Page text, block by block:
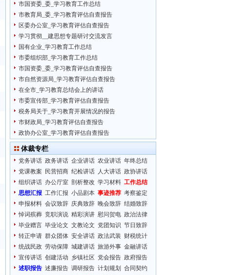
市国资委_委_学习教育工作总结
市教育局_委_学习教育评估自查报告
区委办公室_学习教育评估自查报告
学习贯彻__建思想专题研讨交流发言
国有企业_学习教育工作总结
市委组织部_学习教育工作总结
市国资委_委_学习教育评估自查报告
市自然资源局_学习教育评估自查报告
在全市_学习教育总结会上的讲话
市委宣传部_学习教育评估自查报告
税务局关于_学习教育开展情况的报告
市财政局_学习教育评估自查报告
政协办公室_学习教育评估自查报告
体裁专栏
党务讲话 政务讲话 企业讲话 农业讲话 年终总结
党课教案
民营招商 纪检讲话 人大讲话 政协讲话
组织讲话 办公厅室 剖析整改 学习材料 工作总结
思想汇报 工作汇报 小品剧本 事迹推荐 考察鉴定
申报材料 会议致辞 庆典致辞 晚会致辞 结婚致辞
悼词殡葬 竞职演说 精彩演讲 慰问贺电 政治法律
毕业赠言 毕业论文 文教论文 党团知识 节日致辞
转正申请 群众团体 安全讲话 政法武装 财税统计
统战民政 劳动保障 城建讲话 旅游外事 金融讲话
宣传讲话 创建活动 乡镇社区 党会报告 政府报告
述职报告 述廉报告 调研报告 计划规划
合同契约